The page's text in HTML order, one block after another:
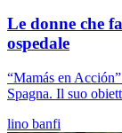
Le donne che
ospedale
“Mamás en
Spagna. Il suo
lino banfi